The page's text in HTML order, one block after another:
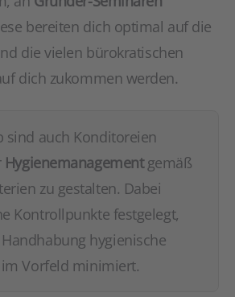
bereiten dich optimal auf die
die vielen bürokratischen
dich zukommen werden.
sind auch Konditoreien
Hygienemanagementgemäß
zu gestalten. Dabei
Kontrollpunkte festgelegt,
hygienische
Vorfeld minimiert.